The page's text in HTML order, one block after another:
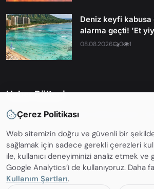
Deniz keyfi kabusa
alarma geçti! 'Et
08.08.2026 0 1
Haber Bülteni
En son haberleri ve güncellemelerden
Çerez Politikası
Web sitemizin doğru ve güvenli bir şekilde
sağlamak için sadece gerekli çerezleri
ile, kullanıcı deneyiminizi analiz etmek
Google Analytics’i de kullanıyoruz. Daha
Kullanım Şartları.